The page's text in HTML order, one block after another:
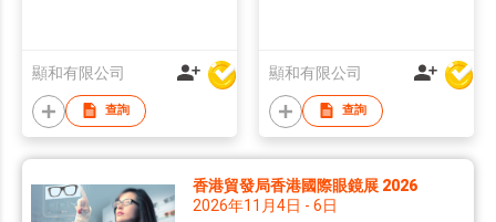
顯和有限公司
查詢
顯和有限公司
查詢
香港貿發局香港國際眼鏡展 2026
2026年11月4日 - 6日